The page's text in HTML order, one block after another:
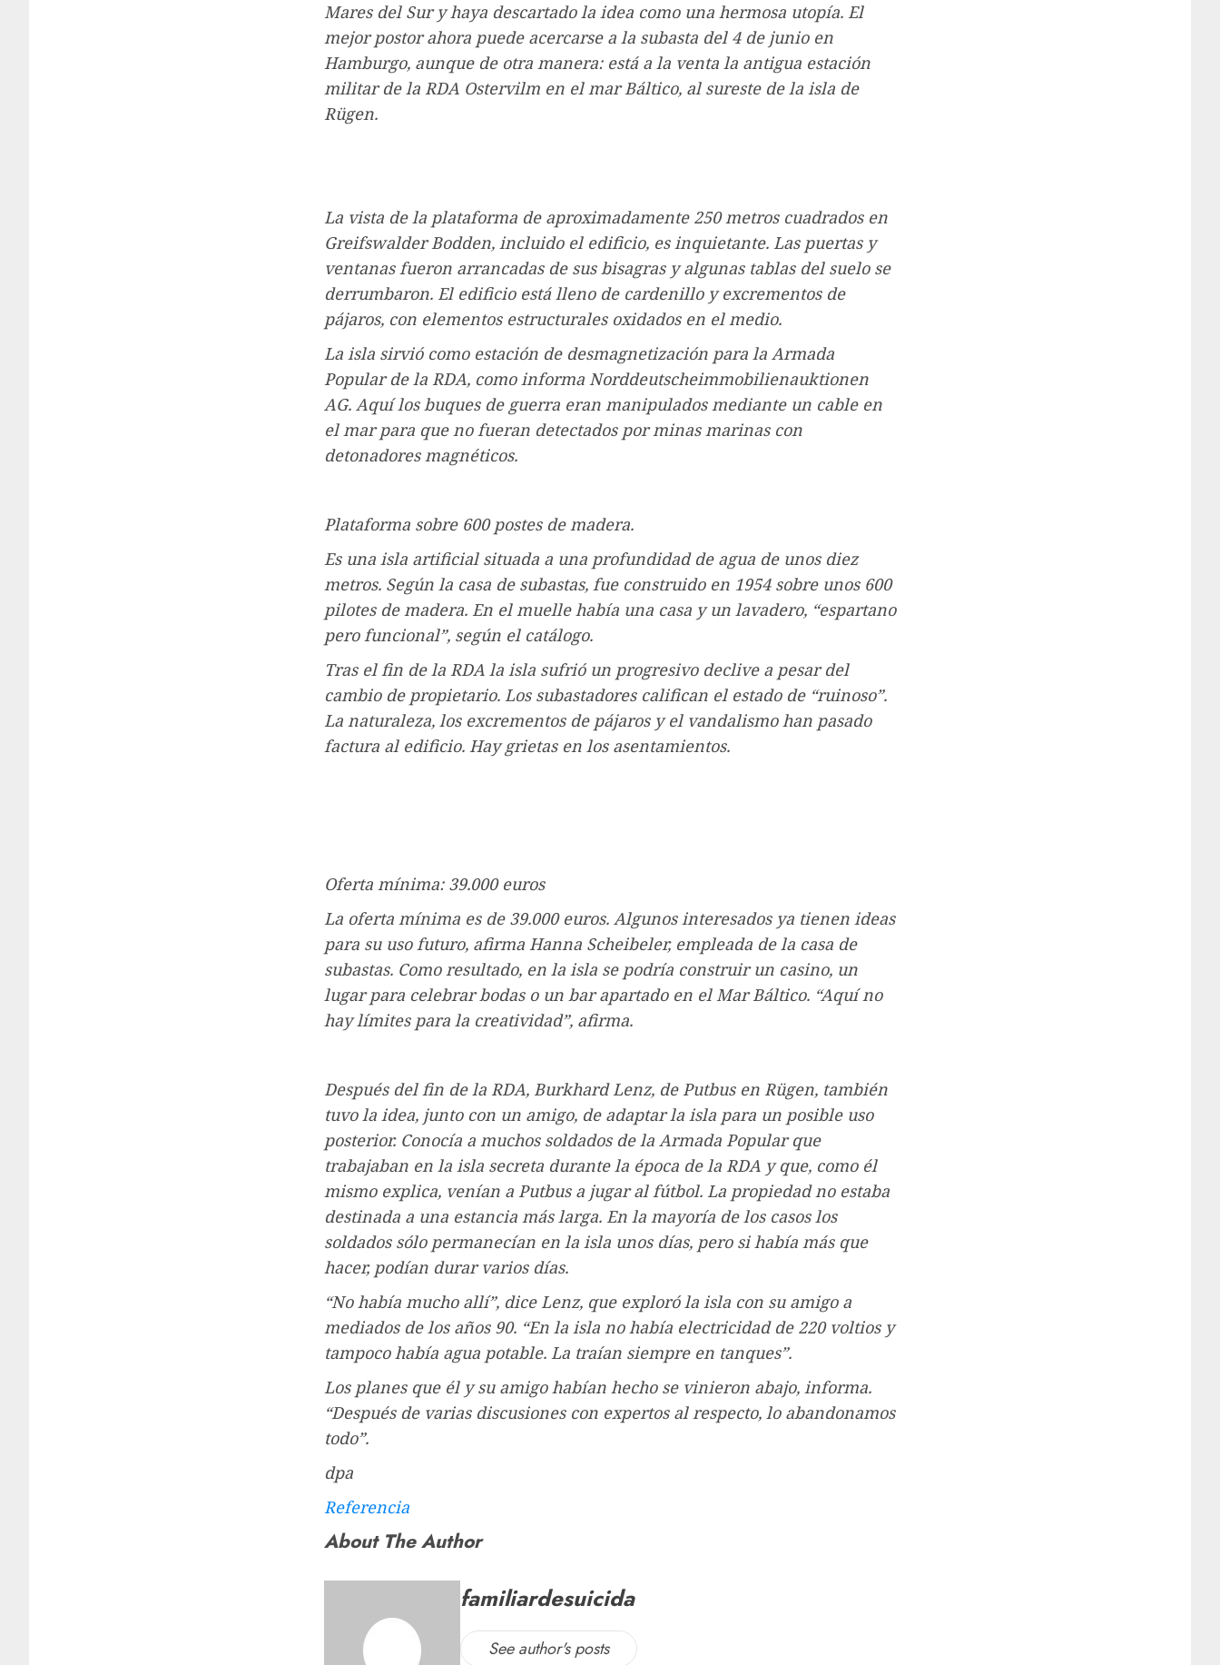
Mares del Sur y haya descartado la idea como una hermosa utopía. El
mejor postor ahora puede acercarse a la subasta del 4 de junio en
Hamburgo, aunque de otra manera: está a la venta la antigua estación
militar de la RDA Ostervilm en el mar Báltico, al sureste de la isla de
Rügen.
La vista de la plataforma de aproximadamente 250 metros cuadrados en
Greifswalder Bodden, incluido el edificio, es inquietante. Las puertas y
ventanas fueron arrancadas de sus bisagras y algunas tablas del suelo se
derrumbaron. El edificio está lleno de cardenillo y excrementos de
pájaros, con elementos estructurales oxidados en el medio.
La isla sirvió como estación de desmagnetización para la Armada
Popular de la RDA, como informa Norddeutscheimmobilienauktionen
AG. Aquí los buques de guerra eran manipulados mediante un cable en
el mar para que no fueran detectados por minas marinas con
detonadores magnéticos.
Plataforma sobre 600 postes de madera.
Es una isla artificial situada a una profundidad de agua de unos diez
metros. Según la casa de subastas, fue construido en 1954 sobre unos 600
pilotes de madera. En el muelle había una casa y un lavadero, “espartano
pero funcional”, según el catálogo.
Tras el fin de la RDA la isla sufrió un progresivo declive a pesar del
cambio de propietario. Los subastadores califican el estado de “ruinoso”.
La naturaleza, los excrementos de pájaros y el vandalismo han pasado
factura al edificio. Hay grietas en los asentamientos.
Oferta mínima: 39.000 euros
La oferta mínima es de 39.000 euros. Algunos interesados ​​ya tienen ideas
para su uso futuro, afirma Hanna Scheibeler, empleada de la casa de
subastas. Como resultado, en la isla se podría construir un casino, un
lugar para celebrar bodas o un bar apartado en el Mar Báltico. “Aquí no
hay límites para la creatividad”, afirma.
Después del fin de la RDA, Burkhard Lenz, de Putbus en Rügen, también
tuvo la idea, junto con un amigo, de adaptar la isla para un posible uso
posterior. Conocía a muchos soldados de la Armada Popular que
trabajaban en la isla secreta durante la época de la RDA y que, como él
mismo explica, venían a Putbus a jugar al fútbol. La propiedad no estaba
destinada a una estancia más larga. En la mayoría de los casos los
soldados sólo permanecían en la isla unos días, pero si había más que
hacer, podían durar varios días.
“No había mucho allí”, dice Lenz, que exploró la isla con su amigo a
mediados de los años 90. “En la isla no había electricidad de 220 voltios y
tampoco había agua potable. La traían siempre en tanques”.
Los planes que él y su amigo habían hecho se vinieron abajo, informa.
“Después de varias discusiones con expertos al respecto, lo abandonamos
todo”.
dpa
Referencia
About The Author
familiardesuicida
See author's posts